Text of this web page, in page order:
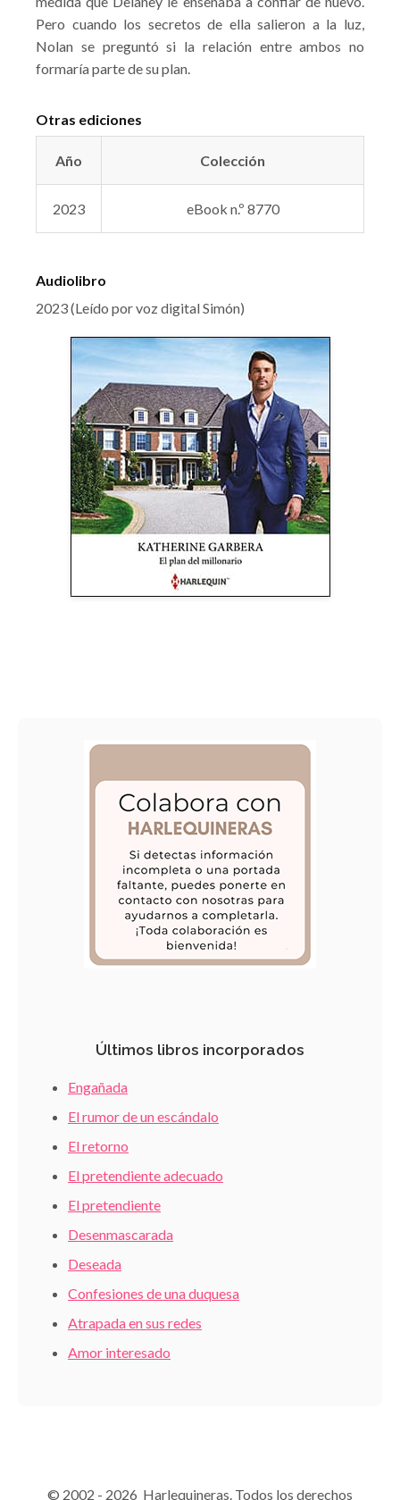
Pero cuando los secretos de ella salieron a la luz,
Nolan se preguntó si la relación entre ambos no
formaría parte de su plan.
Otras ediciones
Año Colección
2023 eBook n.º 8770
Audiolibro
2023 (Leído por voz digital Simón)
Últimos libros incorporados
Engañada
El rumor de un escándalo
El retorno
El pretendiente adecuado
El pretendiente
Desenmascarada
Deseada
Confesiones de una duquesa
Atrapada en sus redes
Amor interesado
© 2002 - 2026 Harlequineras. Todos los derechos